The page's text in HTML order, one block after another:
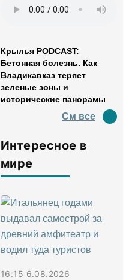
Крылья PODCAST:
Бетонная болезнь. Как
Владикавказ теряет
зеленые зоны и
исторические панорамы
См все
Интересное в
мире
16:15 6.08.2026